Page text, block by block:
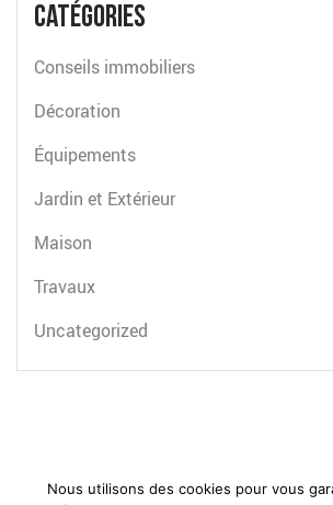
Catégories
Conseils immobiliers
Décoration
Équipements
Jardin et Extérieur
Maison
Travaux
Uncategorized
Nous utilisons des cookies pour vous